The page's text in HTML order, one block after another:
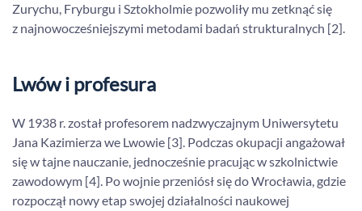
Zurychu, Fryburgu i Sztokholmie pozwoliły mu zetknąć się
z najnowocześniejszymi metodami badań strukturalnych [2].
Lwów i profesura
W 1938 r. został profesorem nadzwyczajnym Uniwersytetu
Jana Kazimierza we Lwowie [3]. Podczas okupacji angażował
się w tajne nauczanie, jednocześnie pracując w szkolnictwie
zawodowym [4]. Po wojnie przeniósł się do Wrocławia, gdzie
rozpoczął nowy etap swojej działalności naukowej